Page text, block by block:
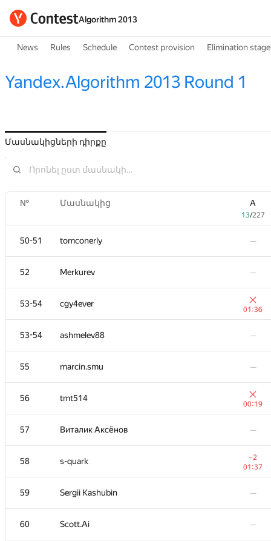
Algorithm 2013
News Rules Schedule Contest provision Elimination stage
Yandex.Algorithm 2013 Round 1
Մասնակիցների դիրքը
№ Մասնակից A
13/227
50-51 tomconerly —
52 Merkurev —
53-54 cgy4ever
01:36
53-54 ashmelev88 —
55 marcin.smu —
56 tmt514
00:19
57 Виталик Аксёнов —
58 s-quark
−2
01:37
59 Sergii Kashubin —
60 Scott.Ai —